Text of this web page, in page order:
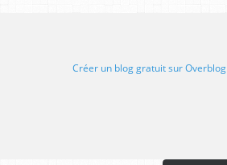
Créer un blog gratuit sur Overblog